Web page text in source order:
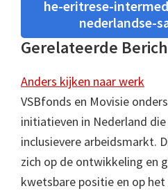
he-eritrese-
nederlandse-
Gerelateerde
Anders kijken naar werk
VSBfonds en Movisie
initiatieven in Nederland
inclusievere arbeidsmarkt.
zich op de ontwikkeling en
kwetsbare positie en op